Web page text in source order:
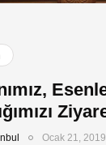
Ocak 21, 2019